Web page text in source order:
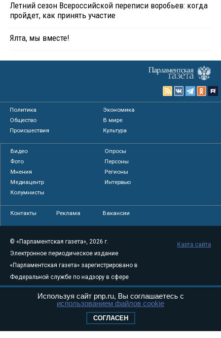
Летний сезон Всероссийской переписи воробьев: когда
пройдет, как принять участие
Ялта, мы вместе!
Политика
Экономика
Общество
В мире
Происшествия
Культура
Видео
Опросы
Фото
Персоны
Мнения
Регионы
Медиацентр
Интервью
Колумнисты
Контакты Реклама Вакансии
© «Парламентская газета», 2026 г.
Электронное периодическое издание
«Парламентская газета» зарегистрировано в
Федеральной службе по надзору в сфере
связи, информационных технологий и
массовых коммуникаций (Роскомнадзор) 05
Свидетельство о регистрации Эл № ФС77-
Карта сайта
Используя сайт pnp.ru, Вы соглашаетесь с
использованием файлов cookie
СОГЛАСЕН